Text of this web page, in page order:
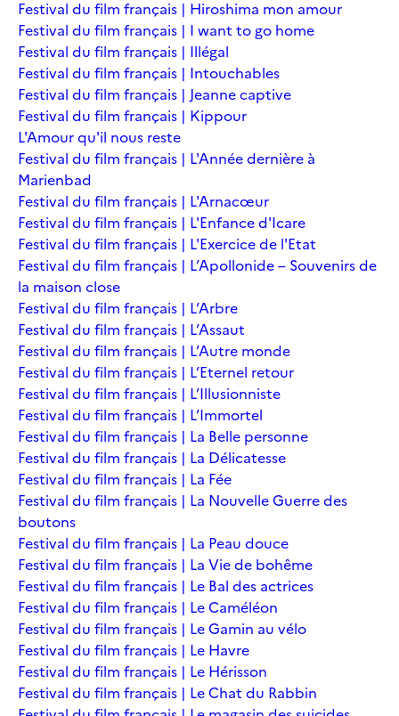
Festival du film français | Hiroshima mon amour
Festival du film français | I want to go home
Festival du film français | Illégal
Festival du film français | Intouchables
Festival du film français | Jeanne captive
Festival du film français | Kippour
L'Amour qu'il nous reste
Festival du film français | L'Année dernière à
Marienbad
Festival du film français | L'Arnacœur
Festival du film français | L'Enfance d'Icare
Festival du film français | L'Exercice de l'Etat
Festival du film français | L’Apollonide – Souvenirs de
la maison close
Festival du film français | L’Arbre
Festival du film français | L’Assaut
Festival du film français | L’Autre monde
Festival du film français | L’Eternel retour
Festival du film français | L’Illusionniste
Festival du film français | L’Immortel
Festival du film français | La Belle personne
Festival du film français | La Délicatesse
Festival du film français | La Fée
Festival du film français | La Nouvelle Guerre des
boutons
Festival du film français | La Peau douce
Festival du film français | La Vie de bohême
Festival du film français | Le Bal des actrices
Festival du film français | Le Caméléon
Festival du film français | Le Gamin au vélo
Festival du film français | Le Havre
Festival du film français | Le Hérisson
Festival du film français | Le Chat du Rabbin